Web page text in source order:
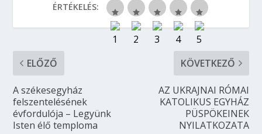
ÉRTÉKELÉS:
ELŐZŐ
A székesegyház
felszentelésének
évfordulója – Legyünk
Isten élő temploma
KÖVETKEZŐ
AZ UKRAJNAI RÓMAI
KATOLIKUS EGYHÁZ
PÜSPÖKEINEK
NYILATKOZATA